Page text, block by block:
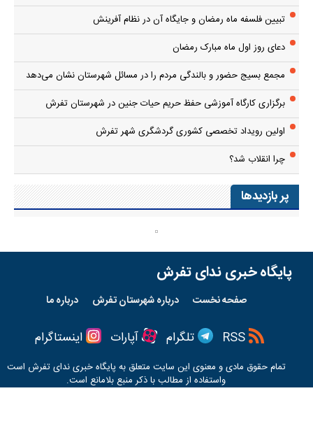
تبیین فلسفه ماه رمضان و جایگاه آن در نظام آفرینش
دعای روز اول ماه مبارک رمضان
مجمع بسیج حضور و بالندگی مردم را در مسائل شهرستان نشان می‌دهد
برگزاری کارگاه آموزشی حفظ حریم حیات جنین در شهرستان تفرش
اولین رویداد تخصصی کشوری گردشگری شهر تفرش
چرا انقلاب شد؟
پر بازدیدها
پایگاه خبری ندای تفرش
صفحه نخست درباره شهرستان تفرش درباره ما
تلگرام آپارات اینستاگرام
تمام حقوق مادی و معنوی این سایت متعلق به پایگاه خبریندای تفرش است
واستفاده از مطالب با ذکر منبع بلامانع است.